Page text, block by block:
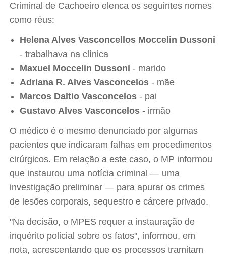
Criminal de Cachoeiro elenca os seguintes nomes
como réus:
Helena Alves Vasconcellos Moccelin Dussoni
- trabalhava na clínica
Maxuel Moccelin Dussoni- marido
Adriana R. Alves Vasconcelos- mãe
Marcos Daltio Vasconcelos - pai
Gustavo Alves Vasconcelos- irmão
O médico é o mesmo denunciado por algumas
pacientes que indicaram falhas em procedimentos
cirúrgicos. Em relação a este caso, o MP informou
que instaurou uma notícia criminal — uma
investigação preliminar — para apurar os crimes
de lesões corporais, sequestro e cárcere privado.
"Na decisão, o MPES requer a instauração de
inquérito policial sobre os fatos", informou, em
nota, acrescentando que os processos tramitam